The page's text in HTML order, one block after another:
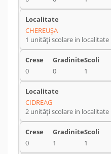
CHEREUŞA
1 unități scolare in localitate
0 0 1
CIDREAG
2 unități scolare in localitate
0 1 1